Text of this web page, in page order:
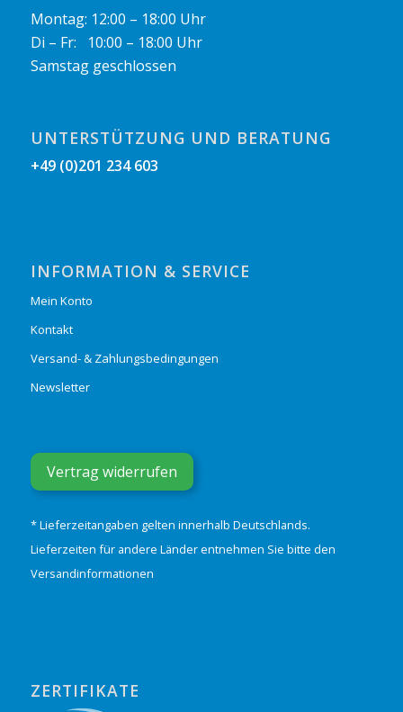
Montag: 12:00 – 18:00 Uhr
Di – Fr: 10:00 – 18:00 Uhr
Samstag geschlossen
UNTERSTÜTZUNG UND BERATUNG
+49 (0)201 234 603
INFORMATION & SERVICE
Mein Konto
Kontakt
Versand- & Zahlungsbedingungen
Newsletter
Vertrag widerrufen
* Lieferzeitangaben gelten innerhalb Deutschlands.
Lieferzeiten für andere Länder entnehmen Sie bitte den
Versandinformationen
ZERTIFIKATE